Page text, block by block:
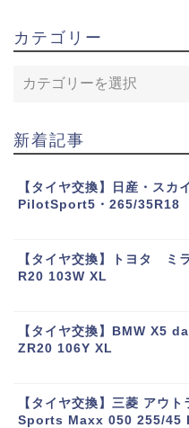
カテゴリー
新着記事
【タイヤ交換】日産・ス
PilotSport5・265/35R18
【タイヤ交換】トヨタ
R20 103W XL
【タイヤ交換】BMW X5
ZR20 106Y XL
【タイヤ交換】三菱 アウ
Sports Maxx 050 255/45